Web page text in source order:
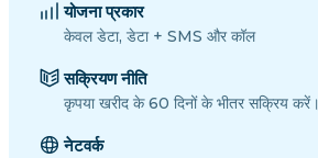
योजना प्रकार
केवल डेटा, डेटा + SMS और कॉल
सक्रियण नीति
कृपया खरीद के 60 दिनों के भीतर सक्रिय करें।
नेटवर्क